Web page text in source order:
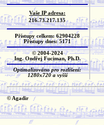
Vaše IP adresa:
216.73.217.135
Přístupy celkem: 62904228
Přístupy dnes: 5171
© 2004-2024
Ing. Ondřej Fuciman, Ph.D.
Optimalizováno pro rozlišení:
1280x720 a vyšší
© Agadir